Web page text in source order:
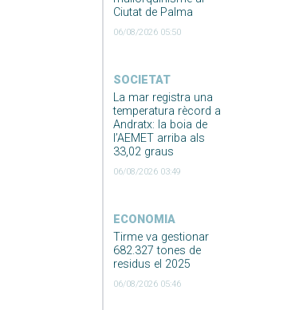
Ciutat de Palma
06/08/2026 05:50
SOCIETAT
La mar registra una
temperatura rècord a
Andratx: la boia de
l’AEMET arriba als
33,02 graus
06/08/2026 03:49
ECONOMIA
Tirme va gestionar
682.327 tones de
residus el 2025
06/08/2026 05:46